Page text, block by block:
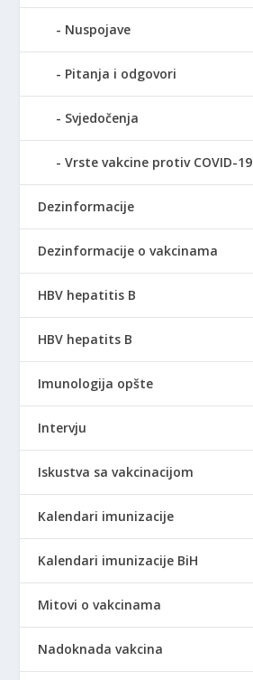
Nuspojave
Pitanja i odgovori
Svjedočenja
Vrste vakcine protiv COVID-19
Dezinformacije
Dezinformacije o vakcinama
HBV hepatitis B
HBV hepatits B
Imunologija opšte
Intervju
Iskustva sa vakcinacijom
Kalendari imunizacije
Kalendari imunizacije BiH
Mitovi o vakcinama
Nadoknada vakcina